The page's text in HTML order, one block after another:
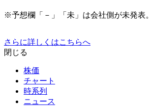
※予想欄「－」「未」は会社側が未発表。
さらに詳しくはこちらへ
閉じる
株価
チャート
時系列
ニュース